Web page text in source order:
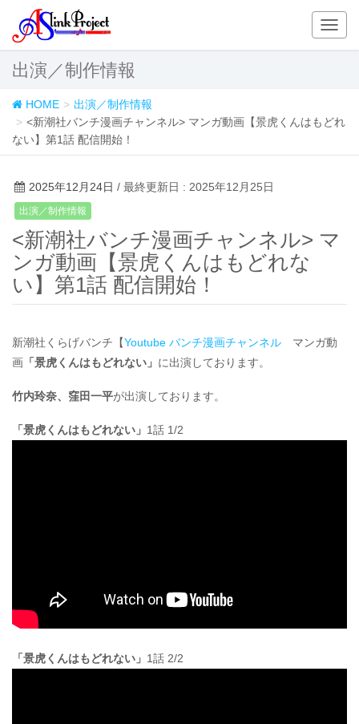
T
e
t
出演／制作情報
HOME
出演／制作情報
<新潮社バンチ漫画チャンネル> マンガ動画【景虎くんはもどれ
ない】第1話 配信開始！
2025年12月24日 / 最終更新日 : 2025年12月25日
出演／制作情報
<新潮社バンチ漫画チャンネル> マ
ンガ動画【景虎くんはもどれな
い】第1話 配信開始！
新潮社くらげバンチ【Youtube バンチ漫画チャンネル マンガ動
画 「景虎くんはもどれない」 に出演しております。
竹内玲奈、窪田一平が出演しております。
「景虎くんはもどれない」 1話 1/2
「景虎くんはもどれない」 1話 2/2